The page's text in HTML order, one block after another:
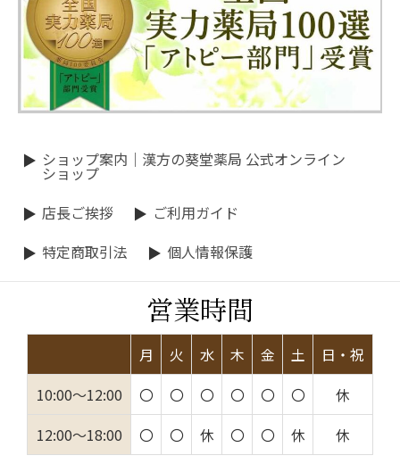
ショップ案内｜漢方の葵堂薬局 公式オンライン
ショップ
店長ご挨拶
ご利用ガイド
特定商取引法
個人情報保護
営業時間
月 火 水 木 金 土
日・祝
10:00～12:00
〇 〇 〇 〇 〇 〇
休
12:00～18:00
〇 〇 休 〇 〇 休 休